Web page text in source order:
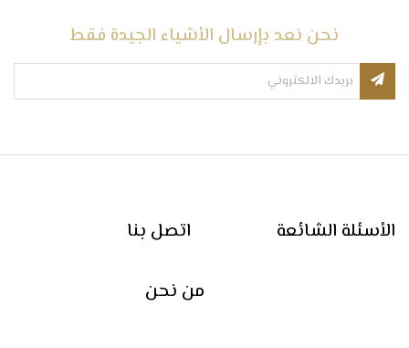
نحن نعد بإرسال الأشياء الجيدة فقط
اتصل بنا الأسئلة الشائعة
من نحن